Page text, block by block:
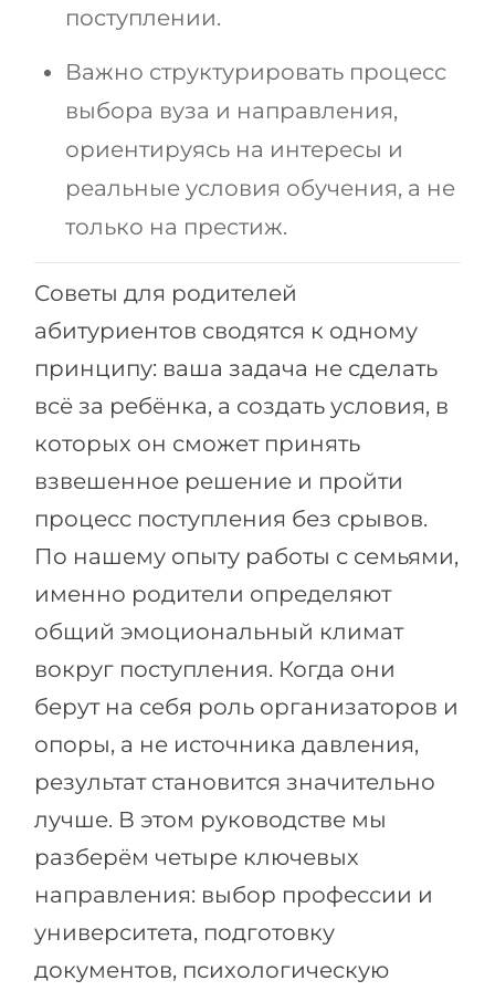
КАРЬЕРНОЕ ОРИЕНТИРОВАНИЕ
Тест Голланда
Тест Карта Интересов
Тест RIASEC
Успехна
100%
Наши студенты успешно поступают
КОНСУЛЬТАЦИЯ!
Медицина
Инженерия
Физика
Менеджмент
Другая специальность
Россия
Украина
Казахстан
Азербайджан
Армения
Беларусь
Другая страна
ЗАПИСАТЬСЯ НА КОНСУЛЬТАЦИЮ
поступлении.
Важно структурировать процесс
выбора вуза и направления,
ориентируясь на интересы и
реальные условия обучения, а не
только на престиж.
Советы для родителей
абитуриентов сводятся к одному
принципу: ваша задача не сделать
всё за ребёнка, а создать условия, в
которых он сможет принять
взвешенное решение и пройти
процесс поступления без срывов.
По нашему опыту работы с семьями,
именно родители определяют
общий эмоциональный климат
вокруг поступления. Когда они
берут на себя роль организаторов и
опоры, а не источника давления,
результат становится значительно
лучше. В этом руководстве мы
разберём четыре ключевых
направления: выбор профессии и
университета, подготовку
документов, психологическую